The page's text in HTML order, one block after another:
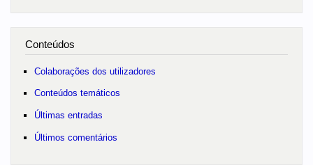
Conteúdos
Colaborações dos utilizadores
Conteúdos temáticos
Últimas entradas
Últimos comentários